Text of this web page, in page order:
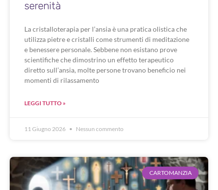
serenità
La cristalloterapia per l’ansia è una pratica olistica che
utilizza pietre e cristalli come strumenti di meditazione
e benessere personale. Sebbene non esistano prove
scientifiche che dimostrino un effetto terapeutico
diretto sull’ansia, molte persone trovano beneficio nei
momenti di rilassamento
LEGGI TUTTO »
11 Giugno 2026 Nessun commento
CARTOMANZIA